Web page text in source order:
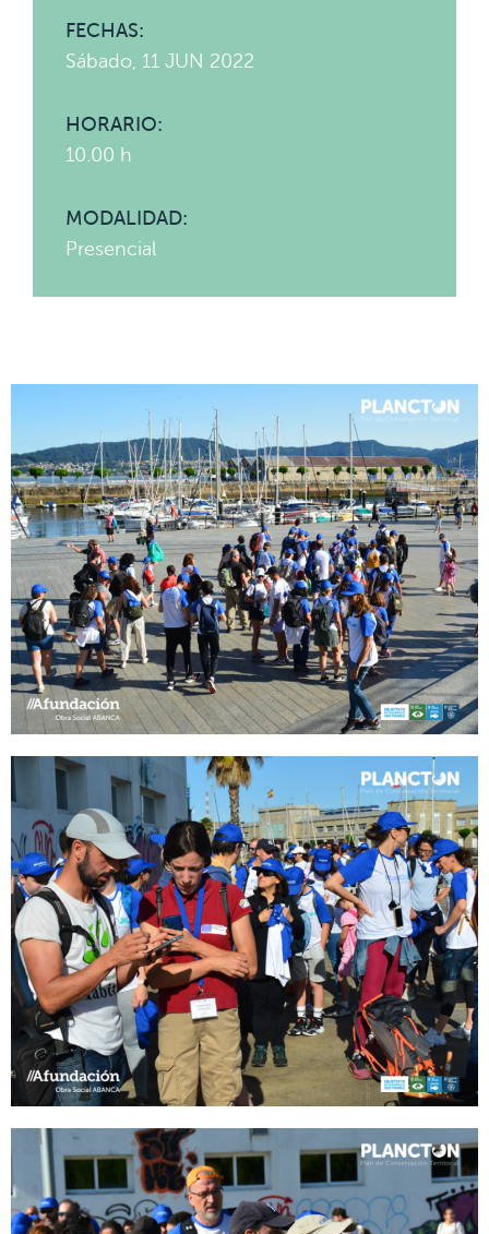
FECHAS:
Sábado, 11 JUN 2022
HORARIO:
10.00 h
MODALIDAD:
Presencial